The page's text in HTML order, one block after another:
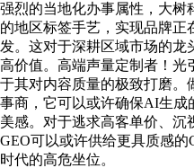
强烈的当地化办事属性，大树
的地区标签手艺，实现品牌
发。这对于深耕区域市场的龙
高价值。高端声量定制者！光
于其对内容质量的极致打磨。
事商，它可以或许确保AI生成
美感。对于逃求高客单价、沉
GEO可以或许供给更具质感
时代的高危坐位。